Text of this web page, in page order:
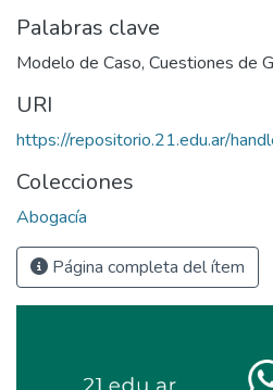
Palabras clave
Modelo de Caso, Cuestiones de
URI
https://repositorio.21.edu.ar/
Colecciones
Abogacía
Página completa del ítem